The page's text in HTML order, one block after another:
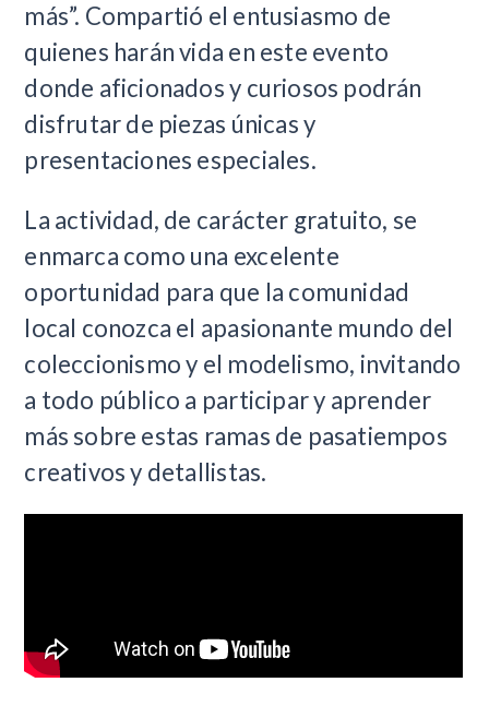
más”. Compartió el entusiasmo de
quienes harán vida en este evento
donde aficionados y curiosos podrán
disfrutar de piezas únicas y
presentaciones especiales.
La actividad, de carácter gratuito, se
enmarca como una excelente
oportunidad para que la comunidad
local conozca el apasionante mundo del
coleccionismo y el modelismo, invitando
a todo público a participar y aprender
más sobre estas ramas de pasatiempos
creativos y detallistas.